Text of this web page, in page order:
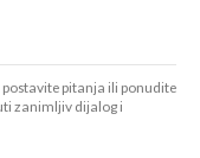
pitanja ili ponudite
zanimljiv dijalog i